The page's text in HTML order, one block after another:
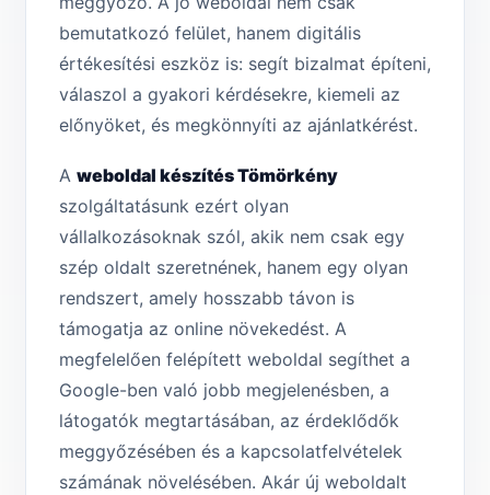
bemutatkozó felület, hanem digitális
értékesítési eszköz is: segít bizalmat építeni,
válaszol a gyakori kérdésekre, kiemeli az
előnyöket, és megkönnyíti az ajánlatkérést.
A weboldal készítés Tömörkény
szolgáltatásunk ezért olyan
vállalkozásoknak szól, akik nem csak egy
szép oldalt szeretnének, hanem egy olyan
rendszert, amely hosszabb távon is
támogatja az online növekedést. A
megfelelően felépített weboldal segíthet a
Google-ben való jobb megjelenésben, a
látogatók megtartásában, az érdeklődők
meggyőzésében és a kapcsolatfelvételek
számának növelésében. Akár új weboldalt